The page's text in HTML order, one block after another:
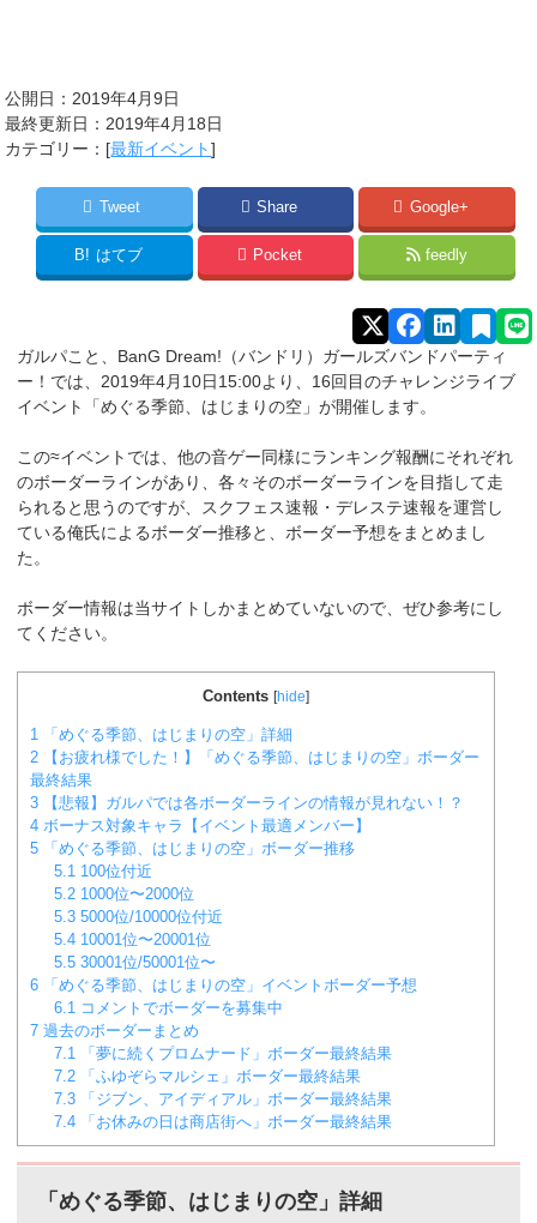
公開日：2019年4月9日
最終更新日：2019年4月18日
カテゴリー：[最新イベント]
Tweet Share Google+
B! はてブ Pocket feedly
ガルパこと、BanG Dream!（バンドリ）ガールズバンドパーティ
ー！では、2019年4月10日15:00より、16回目のチャレンジライブ
イベント「めぐる季節、はじまりの空」が開催します。
この≈イベントでは、他の音ゲー同様にランキング報酬にそれぞれ
のボーダーラインがあり、各々そのボーダーラインを目指して走
られると思うのですが、スクフェス速報・デレステ速報を運営し
ている俺氏によるボーダー推移と、ボーダー予想をまとめまし
た。
ボーダー情報は当サイトしかまとめていないので、ぜひ参考にし
てください。
Contents [hide]
1 「めぐる季節、はじまりの空」詳細
2 【お疲れ様でした！】「めぐる季節、はじまりの空」ボーダー
最終結果
3 【悲報】ガルパでは各ボーダーラインの情報が見れない！？
4 ボーナス対象キャラ【イベント最適メンバー】
5 「めぐる季節、はじまりの空」ボーダー推移
5.1 100位付近
5.2 1000位〜2000位
5.3 5000位/10000位付近
5.4 10001位〜20001位
5.5 30001位/50001位〜
6 「めぐる季節、はじまりの空」イベントボーダー予想
6.1 コメントでボーダーを募集中
7 過去のボーダーまとめ
7.1 「夢に続くプロムナード」ボーダー最終結果
7.2 「ふゆぞらマルシェ」ボーダー最終結果
7.3 「ジブン、アイディアル」ボーダー最終結果
7.4 「お休みの日は商店街へ」ボーダー最終結果
「めぐる季節、はじまりの空」詳細